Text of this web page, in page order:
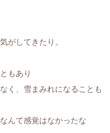
がしてきたり。
もあり
く、雪まみれになることも
んて感覚はなかったな